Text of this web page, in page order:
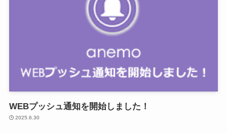
WEBプッシュ通知を開始しました！
2025.6.30